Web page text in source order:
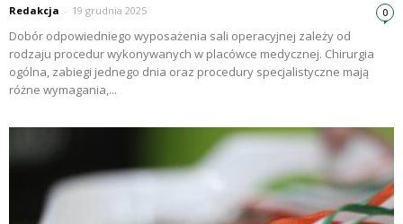
Redakcja - 19 grudnia 2025 0
Dobór odpowiedniego wyposażenia sali operacyjnej zależy od
rodzaju procedur wykonywanych w placówce medycznej. Chirurgia
ogólna, zabiegi jednego dnia oraz procedury specjalistyczne mają
różne wymagania,...